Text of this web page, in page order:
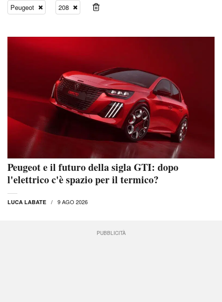
Peugeot 208
Peugeot e il futuro della sigla GTI: dopo
l'elettrico c'è spazio per il termico?
LUCA LABATE 9 AGO 2026
PUBBLICITÀ